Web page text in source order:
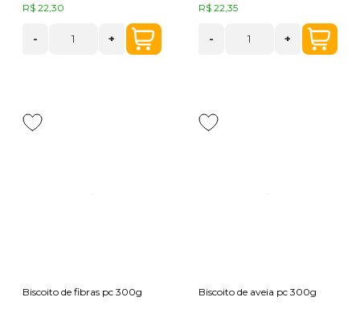
R$ 22,30
- +
R$ 22,35
- +
Biscoito de fibras pc 300g Biscoito de aveia pc 300g